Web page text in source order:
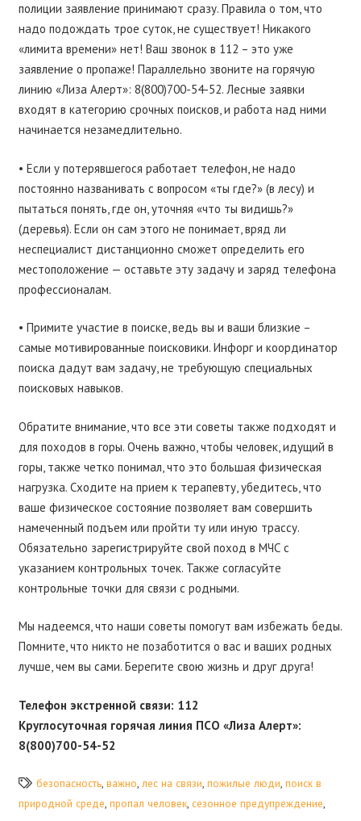
полиции заявление принимают сразу. Правила о том, что
надо подождать трое суток, не существует! Никакого
«лимита времени» нет! Ваш звонок в 112 – это уже
заявление о пропаже! Параллельно звоните на горячую
линию «Лиза Алерт»: 8(800)700-54-52. Лесные заявки
входят в категорию срочных поисков, и работа над ними
начинается незамедлительно.
• Если у потерявшегося работает телефон, не надо
постоянно названивать с вопросом «ты где?» (в лесу) и
пытаться понять, где он, уточняя «что ты видишь?»
(деревья). Если он сам этого не понимает, вряд ли
неспециалист дистанционно сможет определить его
местоположение — оставьте эту задачу и заряд телефона
профессионалам.
• Примите участие в поиске, ведь вы и ваши близкие –
самые мотивированные поисковики. Инфорг и координатор
поиска дадут вам задачу, не требующую специальных
поисковых навыков.
Обратите внимание, что все эти советы также подходят и
для походов в горы. Очень важно, чтобы человек, идущий в
горы, также четко понимал, что это большая физическая
нагрузка. Сходите на прием к терапевту, убедитесь, что
ваше физическое состояние позволяет вам совершить
намеченный подъем или пройти ту или иную трассу.
Обязательно зарегистрируйте свой поход в МЧС с
указанием контрольных точек. Также согласуйте
контрольные точки для связи с родными.
Мы надеемся, что наши советы помогут вам избежать беды.
Помните, что никто не позаботится о вас и ваших родных
лучше, чем вы сами. Берегите свою жизнь и друг друга!
Телефон экстренной связи: 112
Круглосуточная горячая линия ПСО «Лиза Алерт»:
8(800)700-54-52
безопасность, важно, лес на связи, пожилые люди, поиск в
природной среде, пропал человек, сезонное предупреждение,